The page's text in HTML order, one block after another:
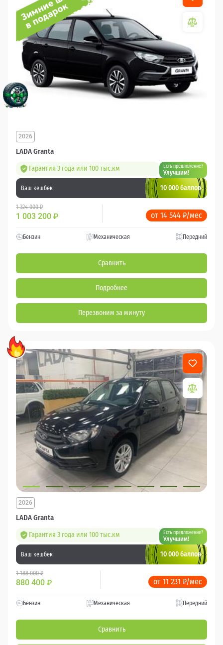
LADA Granta
2026
Гарантия 3 года или 100 тыс.км Есть предложение?
Улучшим!
Ваш кешбек 10 000 баллов
1 324 000 ₽
1 003 200 ₽ от 14 544 ₽/мес
Бензин Механическая Передний
Сравнить
Подробнее
Перезвоним за минуту
LADA Granta
2026
Гарантия 3 года или 100 тыс.км Есть предложение?
Улучшим!
Ваш кешбек 10 000 баллов
1 188 000 ₽
880 400 ₽ от 11 231 ₽/мес
Бензин Механическая Передний
Сравнить